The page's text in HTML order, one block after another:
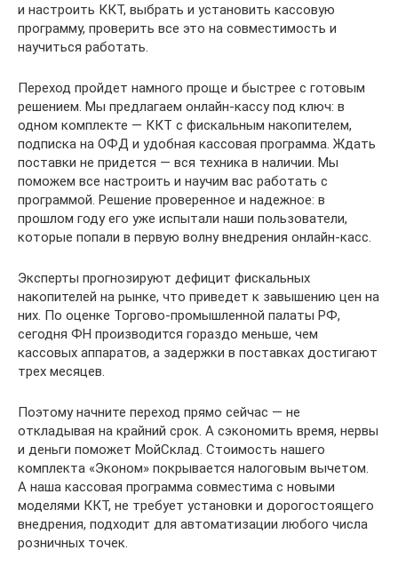
и настроить ККТ, выбрать и установить кассовую
программу, проверить все это на совместимость и
научиться работать.
Переход пройдет намного проще и быстрее с готовым
решением. Мы предлагаем онлайн-кассу под ключ: в
одном комплекте — ККТ с фискальным накопителем,
подписка на ОФД и удобная кассовая программа. Ждать
поставки не придется — вся техника в наличии. Мы
поможем все настроить и научим вас работать с
программой. Решение проверенное и надежное: в
прошлом году его уже испытали наши пользователи,
которые попали в первую волну внедрения онлайн-касс.
Эксперты прогнозируют дефицит фискальных
накопителей на рынке, что приведет к завышению цен на
них. По оценке Торгово-промышленной палаты РФ,
сегодня ФН производится гораздо меньше, чем
кассовых аппаратов, а задержки в поставках достигают
трех месяцев.
Поэтому начните переход прямо сейчас — не
откладывая на крайний срок. А сэкономить время, нервы
и деньги поможет МойСклад. Стоимость нашего
комплекта «Эконом» покрывается налоговым вычетом.
А наша кассовая программа совместима с новыми
моделями ККТ, не требует установки и дорогостоящего
внедрения, подходит для автоматизации любого числа
розничных точек.